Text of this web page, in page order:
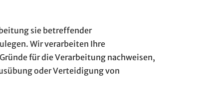
sie betreffender
Wir verarbeiten Ihre
für die Verarbeitung nachweisen,
oder Verteidigung von